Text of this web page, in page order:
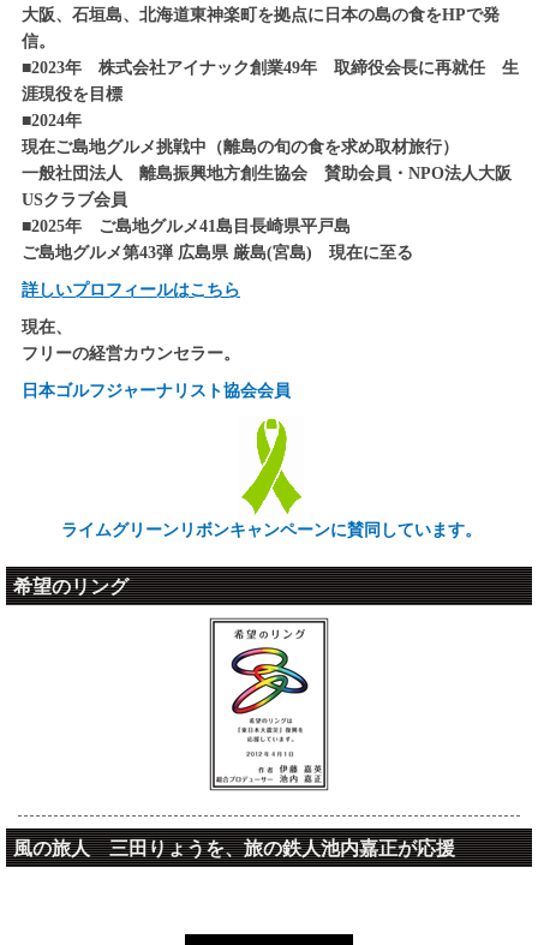
大阪、石垣島、北海道東神楽町を拠点に日本の島の食をHPで発
信。
■2023年 株式会社アイナック創業49年 取締役会長に再就任 生
涯現役を目標
■2024年
現在ご島地グルメ挑戦中（離島の旬の食を求め取材旅行）
一般社団法人 離島振興地方創生協会 賛助会員・NPO法人大阪
USクラブ会員
■2025年 ご島地グルメ41島目長崎県平戸島
ご島地グルメ第43弾 広島県 厳島(宮島) 現在に至る
詳しいプロフィールはこちら
現在、
フリーの経営カウンセラー。
日本ゴルフジャーナリスト協会会員
ライムグリーンリボンキャンペーンに賛同しています。
希望のリング
風の旅人 三田りょうを、旅の鉄人池内嘉正が応援